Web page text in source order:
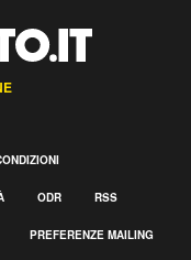
ODR RSS
PREFERENZE MAILING